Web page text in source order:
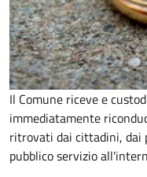
Il Comune riceve e
immediatamente
ritrovati dai cittadini, dai
pubblico servizio